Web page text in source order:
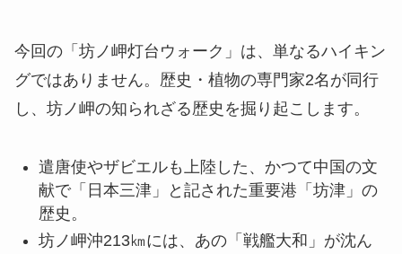
今回の「坊ノ岬灯台ウォーク」は、単なるハイキン
グではありません。歴史・植物の専門家2名が同行
し、坊ノ岬の知られざる歴史を掘り起こします。
遣唐使やザビエルも上陸した、かつて中国の文
献で「日本三津」と記された重要港「坊津」の
歴史。
坊ノ岬沖213㎞には、あの「戦艦大和」が沈ん